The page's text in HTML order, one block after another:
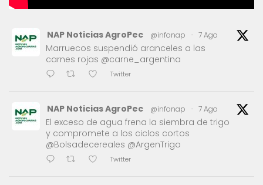
NAP Noticias AgroPec @infonap · 7 Ago
Marruecos suspendió aranceles a las
carnes rojas @carne_argentina
Twitter
NAP Noticias AgroPec @infonap · 7 Ago
El exceso de agua frena la siembra de trigo
y compromete a los ciclos cortos
@Bolsadecereales @ArgenTrigo
Twitter